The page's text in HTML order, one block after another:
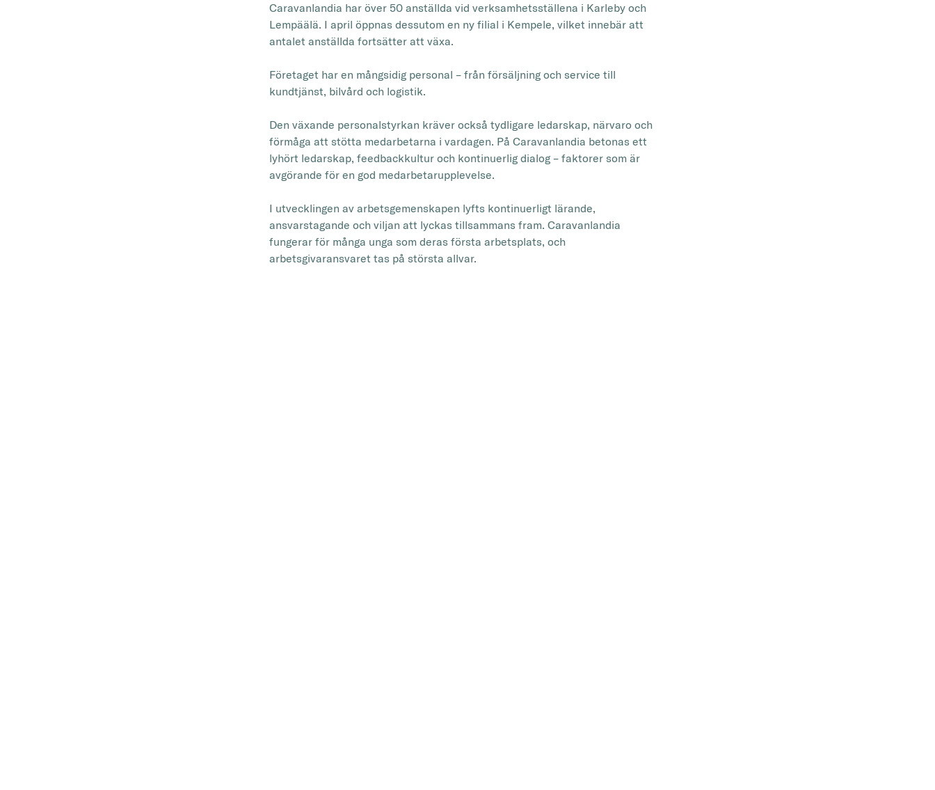
Caravanlandia har över 50 anställda vid verksamhetsställena i Karleby och
Lempäälä. I april öppnas dessutom en ny filial i Kempele, vilket innebär att
antalet anställda fortsätter att växa.
Företaget har en mångsidig personal – från försäljning och service till
kundtjänst, bilvård och logistik.
Den växande personalstyrkan kräver också tydligare ledarskap, närvaro och
förmåga att stötta medarbetarna i vardagen. På Caravanlandia betonas ett
lyhört ledarskap, feedbackkultur och kontinuerlig dialog – faktorer som är
avgörande för en god medarbetarupplevelse.
I utvecklingen av arbetsgemenskapen lyfts kontinuerligt lärande,
ansvarstagande och viljan att lyckas tillsammans fram. Caravanlandia
fungerar för många unga som deras första arbetsplats, och
arbetsgivaransvaret tas på största allvar.